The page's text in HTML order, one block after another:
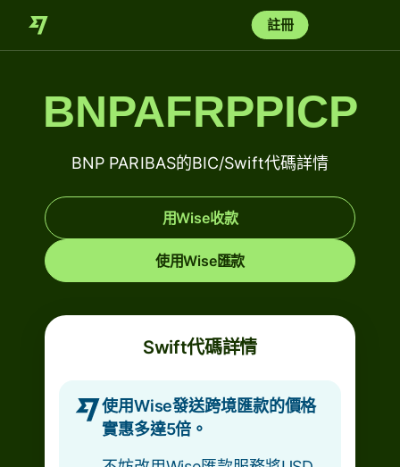
註冊
BNPAFRPPICP
BNP PARIBAS的BIC/Swift代碼詳情
用Wise收款
使用Wise匯款
Swift代碼詳情
使用Wise發送跨境匯款的價格
實惠多達5倍。